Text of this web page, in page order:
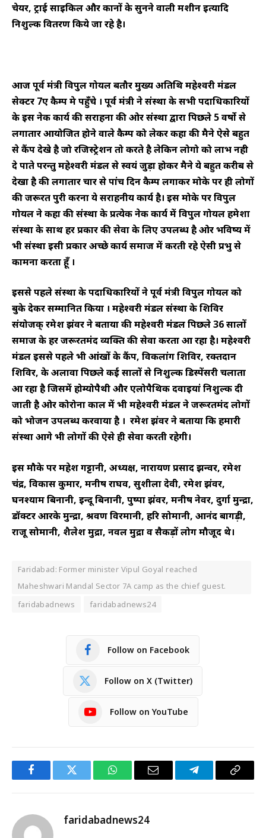
चेयर, ट्राई साइकिल और कानों के सुनने वाली मशीन इत्यादि
निशुल्क वितरण किये जा रहे है।
आज पूर्व मंत्री विपुल गोयल बतौर मुख्य अतिथि महेश्वरी मंडल
सेक्टर 7ए कैम्प मे पहुँचे । पूर्व मंत्री ने संस्था के सभी पदाधिकारियों
के इस नेक कार्य की सराहना की ओर संस्था द्वारा पिछले 5 वर्षो से
लगातार आयोजित होने वाले कैम्प को लेकर कहा की मैने ऐसे बहुत
से कैंप देखे है जो रजिस्ट्रेशन तो करते है लेकिन लोगो को लाभ नही
दे पाते परन्तु महेश्वरी मंडल से स्वयं जुड़ा होकर मैने ये बहुत करीब से
देखा है की लगातार चार से पांच दिन कैम्प लगाकर मोके पर ही लोगों
की जरूरत पुरी करना ये सराहनीय कार्य है। इस मोके पर विपुल
गोयल ने कहा की संस्था के प्रत्येक नेक कार्य में विपुल गोयल हमेशा
संस्था के साथ हर प्रकार की सेवा के लिए उपलब्ध है ओर भविष्य में
भी संस्था इसी प्रकार अच्छे कार्य समाज में करती रहे ऐसी प्रभु से
कामना करता हूँ ।
इससे पहले संस्था के पदाधिकारियों ने पूर्व मंत्री विपुल गोयल को
बुके देकर सम्मानित किया । महेश्वरी मंडल संस्था के शिविर
संयोजक् रमेश झंवर ने बताया की महेश्वरी मंडल पिछले 36 सालों
समाज के हर जरूरतमंद व्यक्ति की सेवा करता आ रहा है। महेश्वरी
मंडल इससे पहले भी आंखों के कैंप, विकलांग शिविर, रक्तदान
शिविर, के अलावा पिछले कई सालों से निशुल्क डिस्पेंसरी चलाता
आ रहा है जिसमें होम्योपैथी और एलोपैथिक दवाइयां निशुल्क दी
जाती है ओर कोरोना काल में भी महेश्वरी मंडल ने जरूरतमंद लोगों
को भोजन उपलब्ध करवाया है । रमेश झंवर ने बताया कि हमारी
संस्था आगे भी लोगों की ऐसे ही सेवा करती रहेगी।
इस मौके पर महेश गट्टानी, अध्यक्ष, नारायण प्रसाद झन्वर, रमेश
चंद्र, विकास कुमार, मनीष राघव, सुशीला देवी, रमेश झंवर,
घनश्याम बिनानी, इन्दू बिनानी, पुष्पा झंवर, मनीष नेवर, दुर्गा मुन्द्रा,
डॉक्टर आरके मुन्द्रा, श्रवण विरमानी, हरि सोमानी, आनंद बागड़ी,
राजू सोमानी, शैलेश मुद्रा, नवल मुद्रा व सैकड़ों लोग मौजूद थे।
Faridabad: Former minister Vipul Goyal reached
Maheshwari Mandal Sector 7A camp as the chief guest.
faridabadnews
faridabadnews24
Follow on Facebook
Follow on X (Twitter)
Follow on YouTube
FacebookTwitter WhatsAppEmail TelegramCopy
faridabadnews24